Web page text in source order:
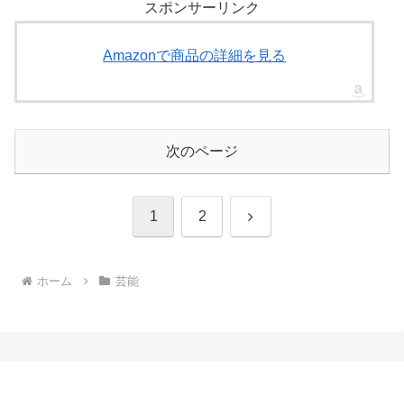
スポンサーリンク
Amazonで商品の詳細を見る
次のページ
1 2 次
ホーム 芸能